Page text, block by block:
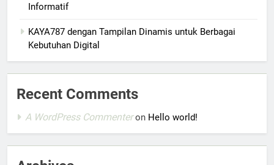
Informatif
KAYA787 dengan Tampilan Dinamis untuk Berbagai
Kebutuhan Digital
Recent Comments
A WordPress Commenteron Hello world!